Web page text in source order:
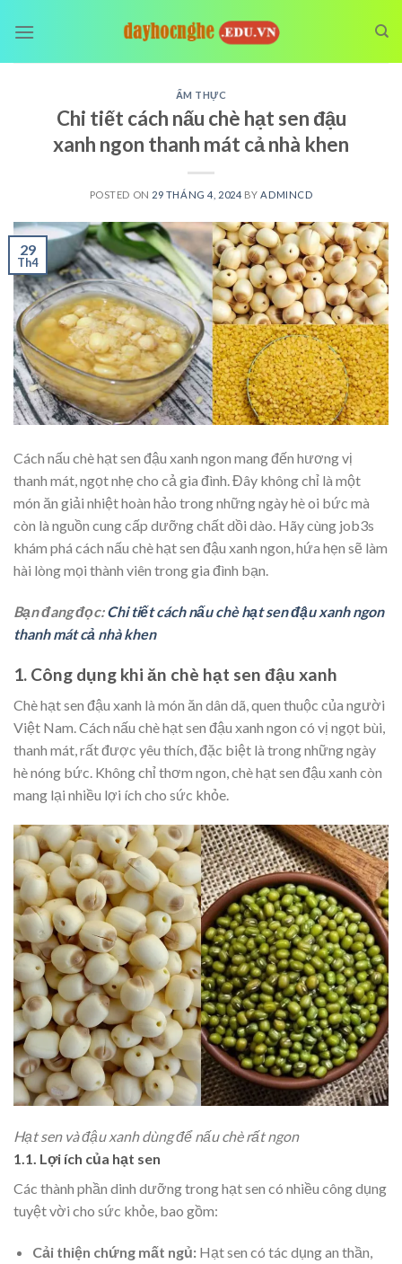
ẨM THỰC
Chi tiết cách nấu chè hạt sen đậu
xanh ngon thanh mát cả nhà khen
POSTED ON 29 THÁNG 4, 2024 BY ADMINCD
29
Th4
Cách nấu chè hạt sen đậu xanh ngon mang đến hương vị
thanh mát, ngọt nhẹ cho cả gia đình. Đây không chỉ là một
món ăn giải nhiệt hoàn hảo trong những ngày hè oi bức mà
còn là nguồn cung cấp dưỡng chất dồi dào. Hãy cùng job3s
khám phá cách nấu chè hạt sen đậu xanh ngon, hứa hẹn sẽ làm
hài lòng mọi thành viên trong gia đình bạn.
Bạn đang đọc:Chi tiết cách nấu chè hạt sen đậu xanh ngon
thanh mát cả nhà khen
1. Công dụng khi ăn chè hạt sen đậu xanh
Chè hạt sen đậu xanh là món ăn dân dã, quen thuộc của người
Việt Nam. Cách nấu chè hạt sen đậu xanh ngon có vị ngọt bùi,
thanh mát, rất được yêu thích, đặc biệt là trong những ngày
hè nóng bức. Không chỉ thơm ngon, chè hạt sen đậu xanh còn
mang lại nhiều lợi ích cho sức khỏe.
Hạt sen và đậu xanh dùng để nấu chè rất ngon
1.1. Lợi ích của hạt sen
Các thành phần dinh dưỡng trong hạt sen có nhiều công dụng
tuyệt vời cho sức khỏe, bao gồm:
Cải thiện chứng mất ngủ:Hạt sen có tác dụng an thần,